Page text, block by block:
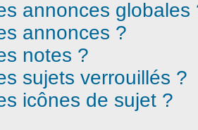
annonces globales
annonces ?
notes ?
sujets verrouillés ?
icônes de sujet ?